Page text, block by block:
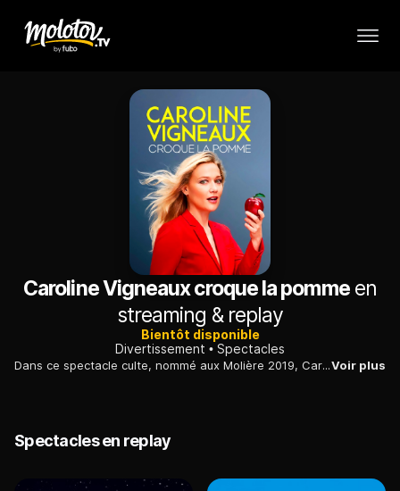
Caroline Vigneaux croque la pommeen
streaming & replay
Bientôt disponible
Divertissement
Spectacles
Dans ce spectacle culte, nommé aux Molière 2019, Caroline Vigneaux lève le voile sur des secrets jamais révélés, quitte à briser des tabous ancestraux.Voir plus
Spectacles en replay